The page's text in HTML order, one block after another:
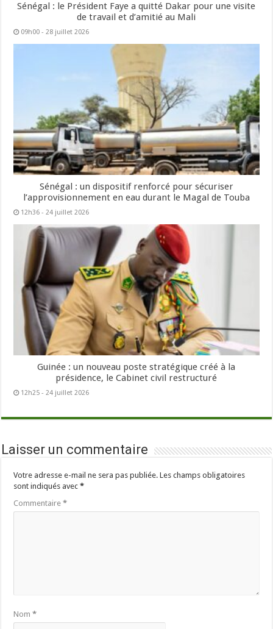
Sénégal : le Président Faye a quitté Dakar pour une visite
de travail et d’amitié au Mali
09h00 - 28 juillet 2026
Sénégal : un dispositif renforcé pour sécuriser
l’approvisionnement en eau durant le Magal de Touba
12h36 - 24 juillet 2026
Guinée : un nouveau poste stratégique créé à la
présidence, le Cabinet civil restructuré
12h25 - 24 juillet 2026
Laisser un commentaire
Votre adresse e-mail ne sera pas publiée. Les champs obligatoires
sont indiqués avec*
Commentaire*
Nom*